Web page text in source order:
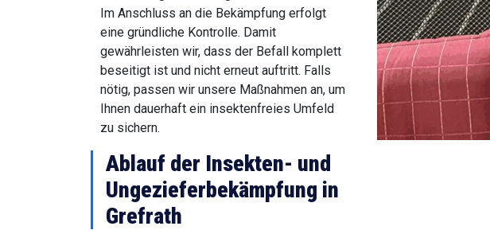
Im Anschluss an die Bekämpfung erfolgt
eine gründliche Kontrolle. Damit
gewährleisten wir, dass der Befall komplett
beseitigt ist und nicht erneut auftritt. Falls
nötig, passen wir unsere Maßnahmen an, um
Ihnen dauerhaft ein insektenfreies Umfeld
zu sichern.
Ablauf der Insekten- und
Ungezieferbekämpfung in
Grefrath